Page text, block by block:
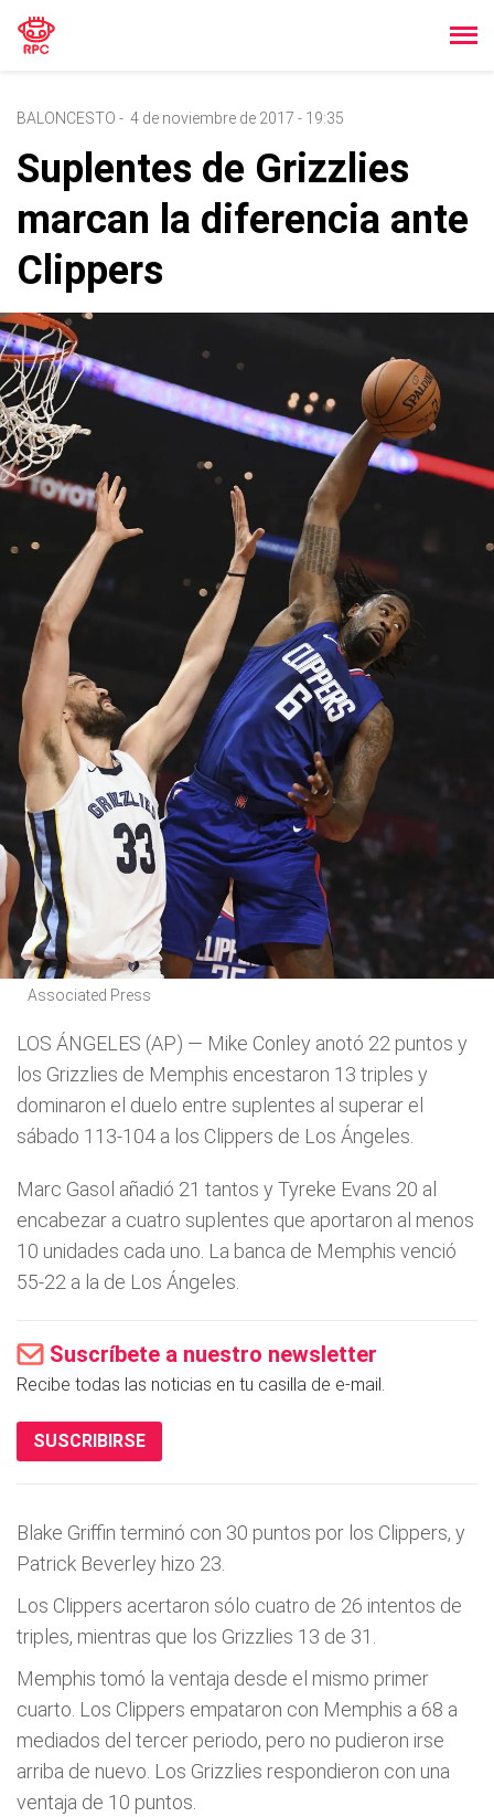
BALONCESTO - 4 de noviembre de 2017 - 19:35
Suplentes de Grizzlies
marcan la diferencia ante
Clippers
Associated Press
LOS ÁNGELES (AP) — Mike Conley anotó 22 puntos y
los Grizzlies de Memphis encestaron 13 triples y
dominaron el duelo entre suplentes al superar el
sábado 113-104 a los Clippers de Los Ángeles.
Marc Gasol añadió 21 tantos y Tyreke Evans 20 al
encabezar a cuatro suplentes que aportaron al menos
10 unidades cada uno. La banca de Memphis venció
55-22 a la de Los Ángeles.
Suscríbete a nuestro newsletter
Recibe todas las noticias en tu casilla de e-mail.
SUSCRIBIRSE
Blake Griffin terminó con 30 puntos por los Clippers, y
Patrick Beverley hizo 23.
Los Clippers acertaron sólo cuatro de 26 intentos de
triples, mientras que los Grizzlies 13 de 31.
Memphis tomó la ventaja desde el mismo primer
cuarto. Los Clippers empataron con Memphis a 68 a
mediados del tercer periodo, pero no pudieron irse
arriba de nuevo. Los Grizzlies respondieron con una
ventaja de 10 puntos.